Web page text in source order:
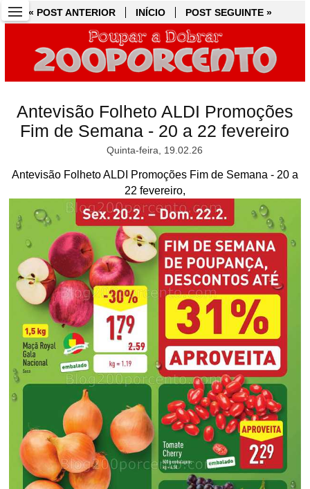
« POST ANTERIOR INÍCIO POST SEGUINTE »
Antevisão Folheto ALDI Promoções
Fim de Semana - 20 a 22 fevereiro
Quinta-feira, 19.02.26
Antevisão Folheto ALDI Promoções Fim de Semana - 20 a
22 fevereiro,
« POST ANTERIOR INÍCIO POST SEGUINTE »